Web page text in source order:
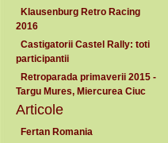
Klausenburg Retro Racing
2016
Castigatorii Castel Rally: toti
participantii
Retroparada primaverii 2015 -
Targu Mures, Miercurea Ciuc
Articole
Fertan Romania